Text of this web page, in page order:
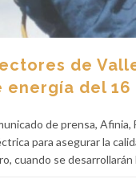
de
energía del 16
de prensa,
para asegurar la
cuando se